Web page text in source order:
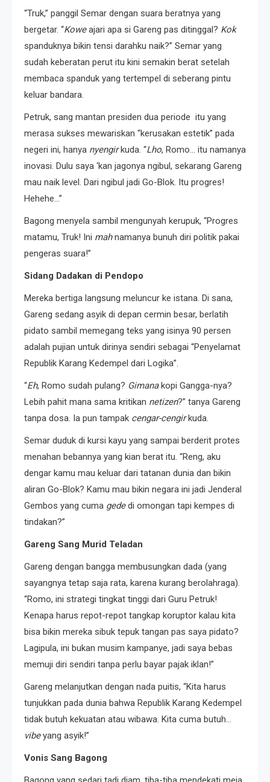
“Truk,” panggil Semar dengan suara beratnya yang
bergetar. “Koweajari apa si Gareng pas ditinggal? Kok
spanduknya bikin tensi darahku naik?” Semar yang
sudah keberatan perut itu kini semakin berat setelah
membaca spanduk yang tertempel di seberang pintu
keluar bandara.
Petruk, sang mantan presiden dua periode itu yang
merasa sukses mewariskan “kerusakan estetik” pada
negeri ini, hanya nyengirkuda. “Lho, Romo… itu namanya
inovasi. Dulu saya ‘kan jagonya ngibul, sekarang Gareng
mau naik level. Dari ngibul jadi Go-Blok. Itu progres!
Hehehe…”
Bagong menyela sambil mengunyah kerupuk, “Progres
matamu, Truk! Ini mahnamanya bunuh diri politik pakai
pengeras suara!”
Sidang Dadakan di Pendopo
Mereka bertiga langsung meluncur ke istana. Di sana,
Gareng sedang asyik di depan cermin besar, berlatih
pidato sambil memegang teks yang isinya 90 persen
adalah pujian untuk dirinya sendiri sebagai “Penyelamat
Republik Karang Kedempel dari Logika”.
“Eh, Romo sudah pulang? Gimanakopi Gangga-nya?
Lebih pahit mana sama kritikan netizen?” tanya Gareng
tanpa dosa. Ia pun tampak cengar-cengirkuda.
Semar duduk di kursi kayu yang sampai berderit protes
menahan bebannya yang kian berat itu. “Reng, aku
dengar kamu mau keluar dari tatanan dunia dan bikin
aliran Go-Blok? Kamu mau bikin negara ini jadi Jenderal
Gembos yang cuma gededi omongan tapi kempes di
tindakan?”
Gareng Sang Murid Teladan
Gareng dengan bangga membusungkan dada (yang
sayangnya tetap saja rata, karena kurang berolahraga).
“Romo, ini strategi tingkat tinggi dari Guru Petruk!
Kenapa harus repot-repot tangkap koruptor kalau kita
bisa bikin mereka sibuk tepuk tangan pas saya pidato?
Lagipula, ini bukan musim kampanye, jadi saya bebas
memuji diri sendiri tanpa perlu bayar pajak iklan!”
Gareng melanjutkan dengan nada puitis, “Kita harus
tunjukkan pada dunia bahwa Republik Karang Kedempel
tidak butuh kekuatan atau wibawa. Kita cuma butuh…
vibeyang asyik!”
Vonis Sang Bagong